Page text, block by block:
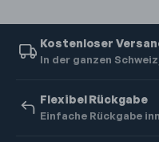
Kostenloser
In der ganzen
Flexibel Rückgabe
Einfache Rückgabe